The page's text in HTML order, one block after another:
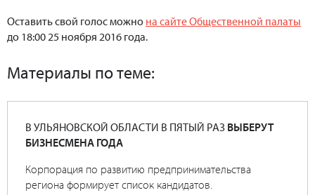
Оставить свой голос можно на сайте Общественной палаты
до 18:00 25 ноября 2016 года.
Материалы по теме:
В УЛЬЯНОВСКОЙ ОБЛАСТИ В ПЯТЫЙ РАЗ ВЫБЕРУТ
БИЗНЕСМЕНА ГОДА
Корпорация по развитию предпринимательства
региона формирует список кандидатов.